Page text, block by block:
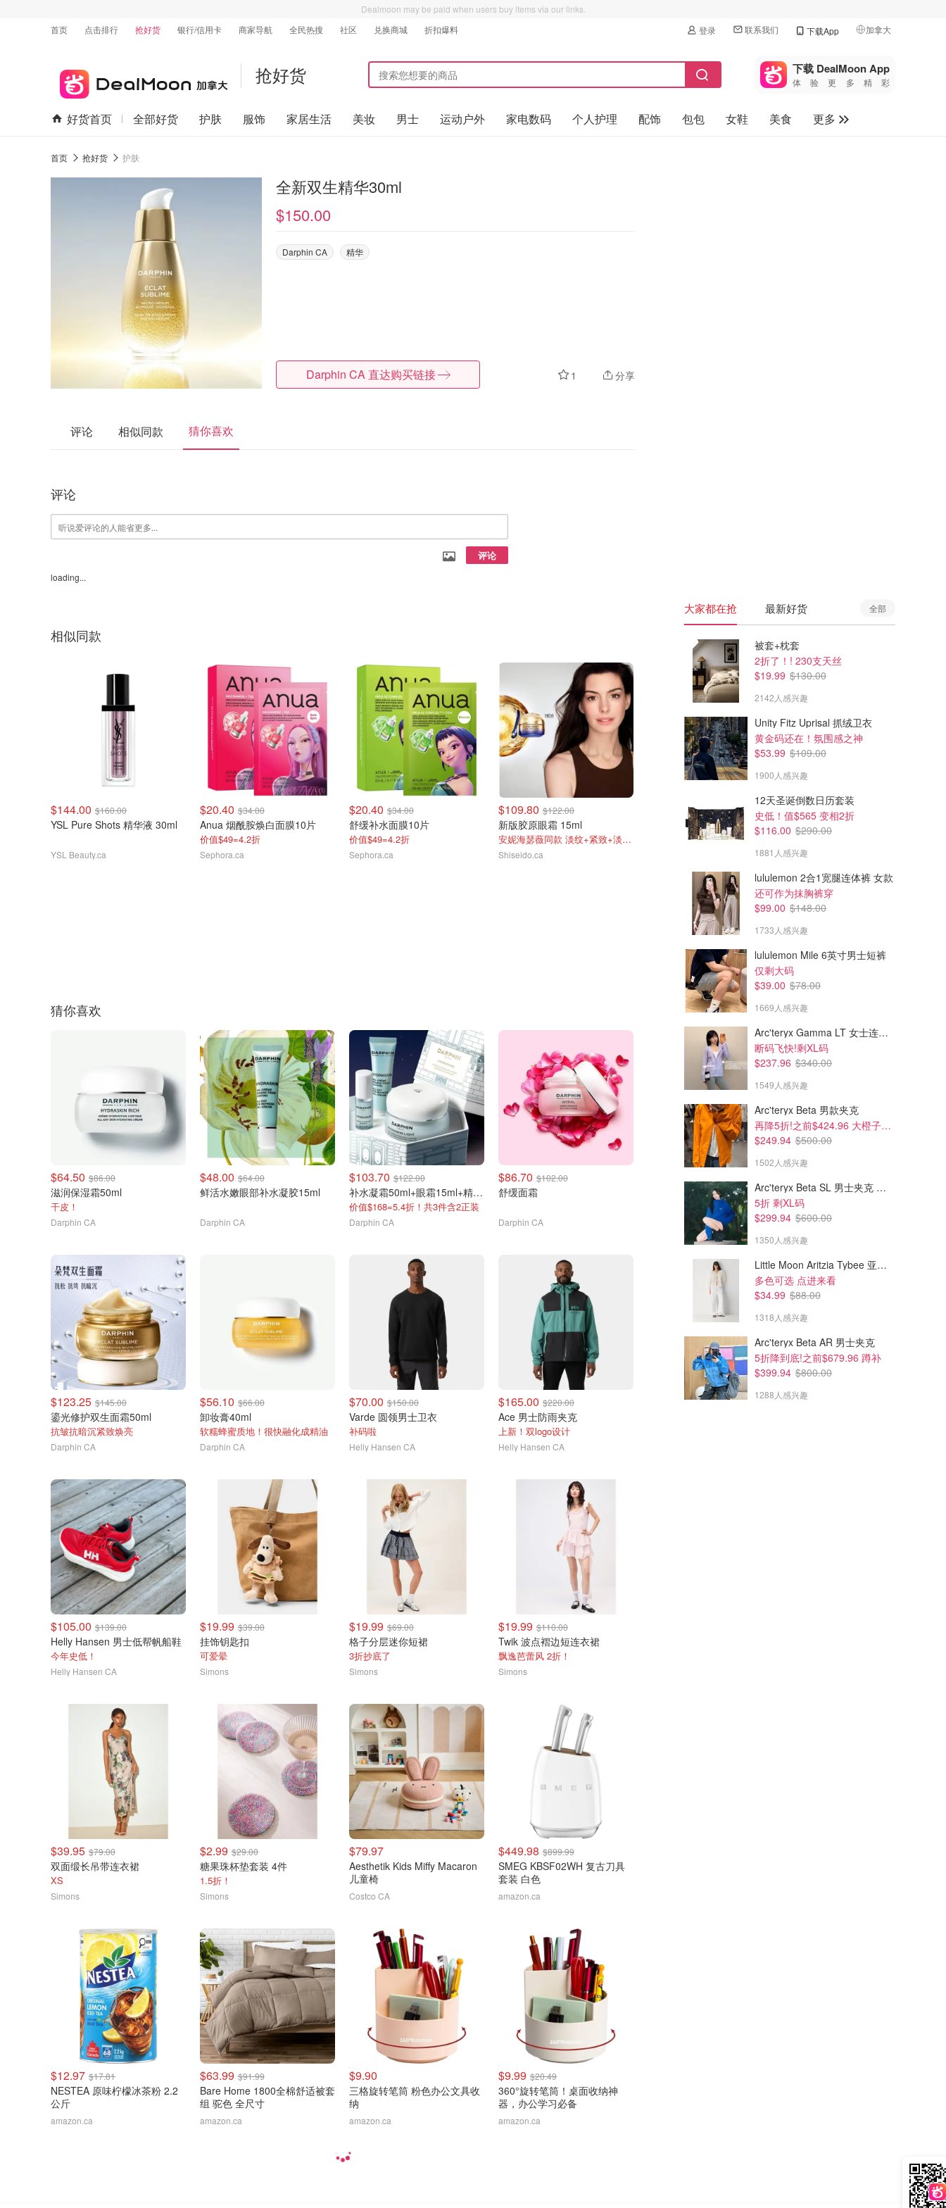
Dealmoon may be paid when users buy items via our links.
首页
点击排行 抢好货 银行/信用卡 商家导航 全民热搜 社区 兑换商城 折扣爆料 登录 联系我们 下载App 加拿大
🇺🇸
美国
🇨🇳中国
🇨🇦加拿大
抢好货 下载 DealMoon App
体验更多精彩
好货首页 全部好货 护肤 服饰 家居生活 美妆 男士 运动户外 家电数码 个人护理 配饰 包包 女鞋 美食
更多
首页 抢好货 护肤
全新双生精华30ml
$150.00
Darphin CA 精华
1 分享
Darphin CA 直达购买链接
评论 相似同款 猜你喜欢
评论
评论
loading...
相似同款
$144.00 $160.00
YSL Pure Shots 精华液 30ml
YSL Beauty.ca
$20.40 $34.00
Anua 烟酰胺焕白面膜10片
价值$49=4.2折
Sephora.ca
$20.40 $34.00
舒缓补水面膜10片
价值$49=4.2折
Sephora.ca
$109.80 $122.00
新版胶原眼霜 15ml
安妮海瑟薇同款 淡纹+紧致+淡黑眼圈
Shiseido.ca
$98.00
红腰子香氛精华油75ml
山茶换肤 身体精油
$173.70 $193.00
悦薇胶原炮50ml套装
值$239=8折
Shiseido.ca
猜你喜欢
$64.50 $86.00
滋润保湿霜50ml
干皮！
Darphin CA
$48.00 $64.00
鲜活水嫩眼部补水凝胶15ml
Darphin CA
$103.70 $122.00
补水凝霜50ml+眼霜15ml+精华5ml
价值$168=5.4折！共3件含2正装
Darphin CA
$86.70 $102.00
舒缓面霜
Darphin CA
$123.25 $145.00
鎏光修护双生面霜50ml
抗皱抗暗沉紧致焕亮
Darphin CA
$56.10 $66.00
卸妆膏40ml
软糯蜂蜜质地！很快融化成精油
Darphin CA
$70.00 $150.00
Varde 圆领男士卫衣
补码啦
Helly Hansen CA
$165.00 $220.00
Ace 男士防雨夹克
上新！双logo设计
Helly Hansen CA
$105.00 $139.00
Helly Hansen 男士低帮帆船鞋
今年史低！
Helly Hansen CA
$19.99 $39.00
挂饰钥匙扣
可爱晕
Simons
$19.99 $69.00
格子分层迷你短裙
3折抄底了
Simons
$19.99 $110.00
Twik 波点褶边短连衣裙
飘逸芭蕾风 2折！
Simons
$39.95 $79.00
双面缎长吊带连衣裙
XS
Simons
$2.99 $29.00
糖果珠杯垫套装 4件
1.5折！
Simons
$79.97
Aesthetik Kids Miffy Macaron
儿童椅
Costco CA
$449.98 $899.99
SMEG KBSF02WH 复古刀具
套装 白色
amazon.ca
$12.97 $17.81
NESTEA 原味柠檬冰茶粉 2.2
公斤
amazon.ca
$63.99 $91.99
Bare Home 1800全棉舒适被套
组 驼色 全尺寸
amazon.ca
$9.90
三格旋转笔筒 粉色办公文具收
纳
amazon.ca
$9.99 $20.49
360°旋转笔筒！桌面收纳神
器，办公学习必备
amazon.ca
大家都在抢 最新好货 全部
被套+枕套
2折了！! 230支天丝
$19.99 $130.00
2142人感兴趣
Unity Fitz Uprisal 抓绒卫衣
黄金码还在！氛围感之神
$53.99 $109.00
1900人感兴趣
12天圣诞倒数日历套装
史低！值$565 变相2折
$116.00 $290.00
1881人感兴趣
lululemon 2合1宽腿连体裤 女款
还可作为抹胸裤穿
$99.00 $148.00
1733人感兴趣
lululemon Mile 6英寸男士短裤
仅剩大码
$39.00 $78.00
1669人感兴趣
Arc'teryx Gamma LT 女士连帽夹克
断码飞快!剩XL码
$237.96 $340.00
1549人感兴趣
Arc'teryx Beta 男款夹克
再降5折!之前$424.96 大橙子好显白 蹲补
$249.94 $500.00
1502人感兴趣
Arc'teryx Beta SL 男士夹克 黑色
5折 剩XL码
$299.94 $600.00
1350人感兴趣
Little Moon Aritzia Tybee 亚麻衬衫
多色可选 点进来看
$34.99 $88.00
1318人感兴趣
Arc'teryx Beta AR 男士夹克
5折降到底!之前$679.96 蹲补
$399.94 $800.00
1288人感兴趣